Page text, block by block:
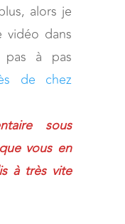
alors je
vidéo dans
pas à pas
de chez
sous
vous en
à très vite